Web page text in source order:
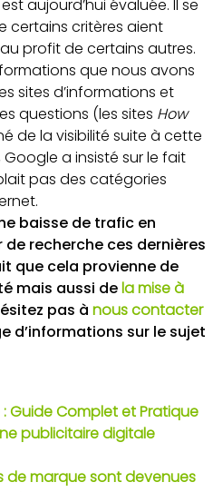
aujourd’hui évaluée. Il se
certains critères aient
profit de certains autres.
que nous avons
sites d’informations et
questions (les sites How
de la visibilité suite à cette
a insisté sur le fait
pas des catégories
baisse de trafic en
recherche ces dernières
que cela provienne de
mais aussi dela mise à
pas à nous contacter
d’informations sur le sujet
: Guide Complet et Pratique
publicitaire digitale
de marque sont devenues